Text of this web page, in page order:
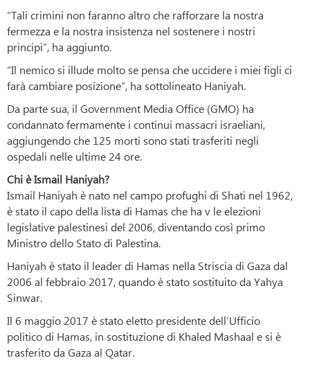
“Tali crimini non faranno altro che rafforzare la nostra
fermezza e la nostra insistenza nel sostenere i nostri
principi”, ha aggiunto.
“Il nemico si illude molto se pensa che uccidere i miei figli ci
farà cambiare posizione”, ha sottolineato Haniyah.
Da parte sua, il Government Media Office (GMO) ha
condannato fermamente i continui massacri israeliani,
aggiungendo che 125 morti sono stati trasferiti negli
ospedali nelle ultime 24 ore.
Chi è Ismail Haniyah?
Ismail Haniyah è nato nel campo profughi di Shati nel 1962,
è stato il capo della lista di Hamas che ha v le elezioni
legislative palestinesi del 2006, diventando così primo
Ministro dello Stato di Palestina.
Haniyah è stato il leader di Hamas nella Striscia di Gaza dal
2006 al febbraio 2017, quando è stato sostituito da Yahya
Sinwar.
Il 6 maggio 2017 è stato eletto presidente dell’Ufficio
politico di Hamas, in sostituzione di Khaled Mashaal e si è
trasferito da Gaza al Qatar.